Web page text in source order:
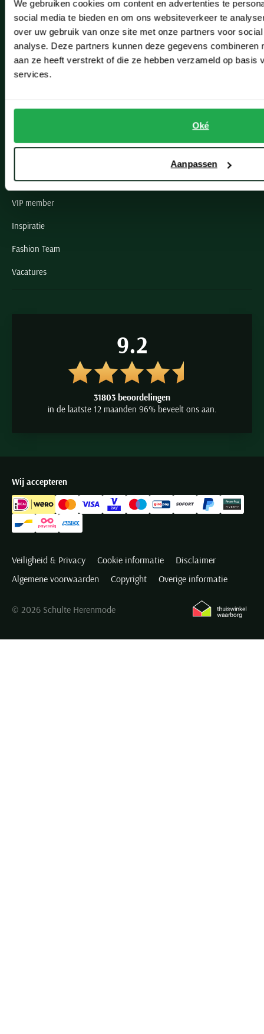
We gebruiken cookies om content en advertenties te
social media te bieden en om ons websiteverkeer te
over uw gebruik van onze site met onze partners voor
analyse. Deze partners kunnen deze gegevens combineren
aan ze heeft verstrekt of die ze hebben verzameld op basis
services.
Oké
Aanpassen
Leiderdorp
Lisse
Noordwijk
Oegstgeest
Paul & Shark specialist
VIP member
Inspiratie
Fashion Team
Vacatures
9.2
31803 beoordelingen
in de laatste 12 maanden 96% beveelt ons aan.
Wij accepteren
Veiligheid & Privacy Cookie informatie
Disclaimer
Algemene voorwaarden
Copyright Overige informatie
© 2026 Schulte Herenmode